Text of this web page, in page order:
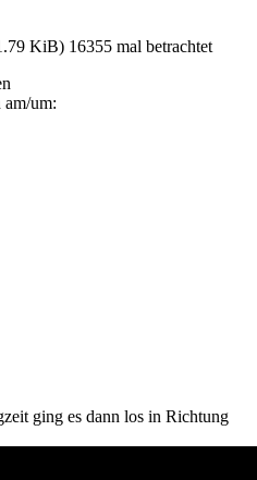
KiB) 16355 mal betrachtet
um:
ging es dann los in Richtung